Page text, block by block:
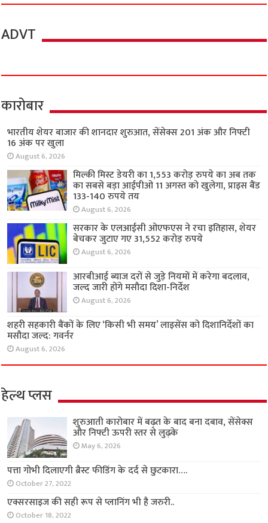
ADVT
कारोबार
भारतीय शेयर बाजार की शानदार शुरुआत, सेंसेक्स 201 अंक और निफ्टी
16 अंक पर खुला
August 6, 2026
मिल्की मिस्ट डेयरी का 1,553 करोड़ रुपये का अब तक
का सबसे बड़ा आईपीओ 11 अगस्त को खुलेगा, प्राइस बैंड
133-140 रुपये तय
August 6, 2026
सरकार के एलआईसी ओएफएस ने रचा इतिहास, शेयर
बेचकर जुटाए गए 31,552 करोड़ रुपये
August 6, 2026
आरबीआई ब्याज दरों से जुड़े नियमों में करेगा बदलाव,
जल्द जारी होंगे मसौदा दिशा-निर्देश
August 6, 2026
शहरी सहकारी बैंकों के लिए ‘किसी भी समय’ लाइसेंस को दिशानिर्देशों का
मसौदा जल्द: गवर्नर
August 6, 2026
हेल्थ प्लस
शुरुआती कारोबार में बढ़त के बाद बना दबाव, सेंसेक्स
और निफ्टी ऊपरी स्तर से लुढ़के
May 6, 2026
पत्ता गोभी दिलाएगी ब्रैस्ट फीडिंग के दर्द से छुटकारा….
October 27, 2022
एक्सरसाइज की सही रूप से प्लानिंग भी है जरुरी..
October 18, 2022